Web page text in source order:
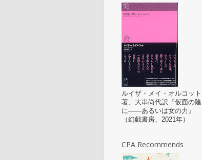
ルイザ・メイ・オルコット
著、大串尚代訳『仮面の陰
に——あるいは女の力』
（幻戯書房、2021年）
CPA Recommends